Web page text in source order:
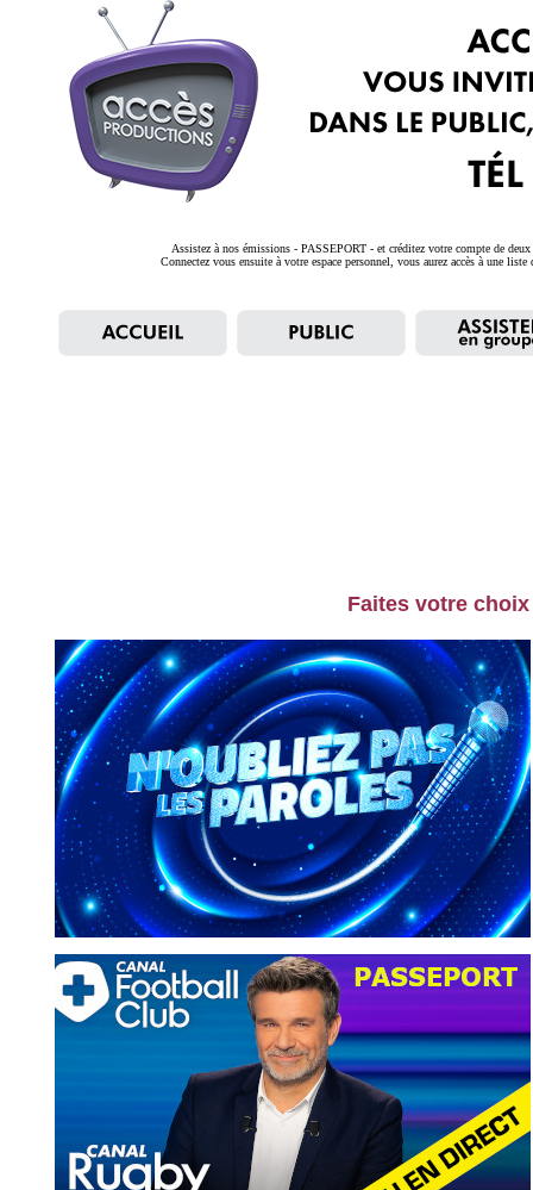
Assistez à nos émissions - PASSEPORT - et créditez votre compte de deux
Connectez vous ensuite à votre espace personnel, vous aurez accès à une liste
Faites votre